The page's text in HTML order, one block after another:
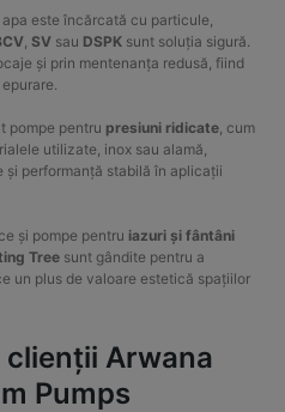
este încărcată cu particule,
SV sau DSPK sunt soluția sigură.
și prin mentenanța redusă, fiind
pompe pentru presiuni ridicate , cum
utilizate, inox sau alamă,
performanță stabilă în aplicații
și pompe pentru iazuri și fântâni
Tree sunt gândite pentru a
un plus de valoare estetică spațiilor
clienții Arwana
Pumps